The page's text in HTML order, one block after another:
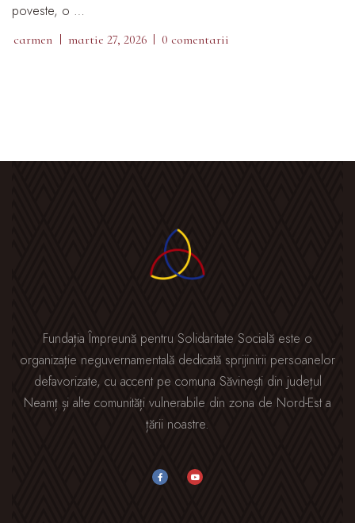
poveste, o …
carmen martie 27, 2026 0 comentarii
Fundația Împreună pentru Solidaritate Socială este o
organizație neguvernamentală dedicată sprijinirii persoanelor
defavorizate, cu accent pe comuna Săvinești din județul
Neamț și alte comunități vulnerabile din zona de Nord-Est a
țării noastre.